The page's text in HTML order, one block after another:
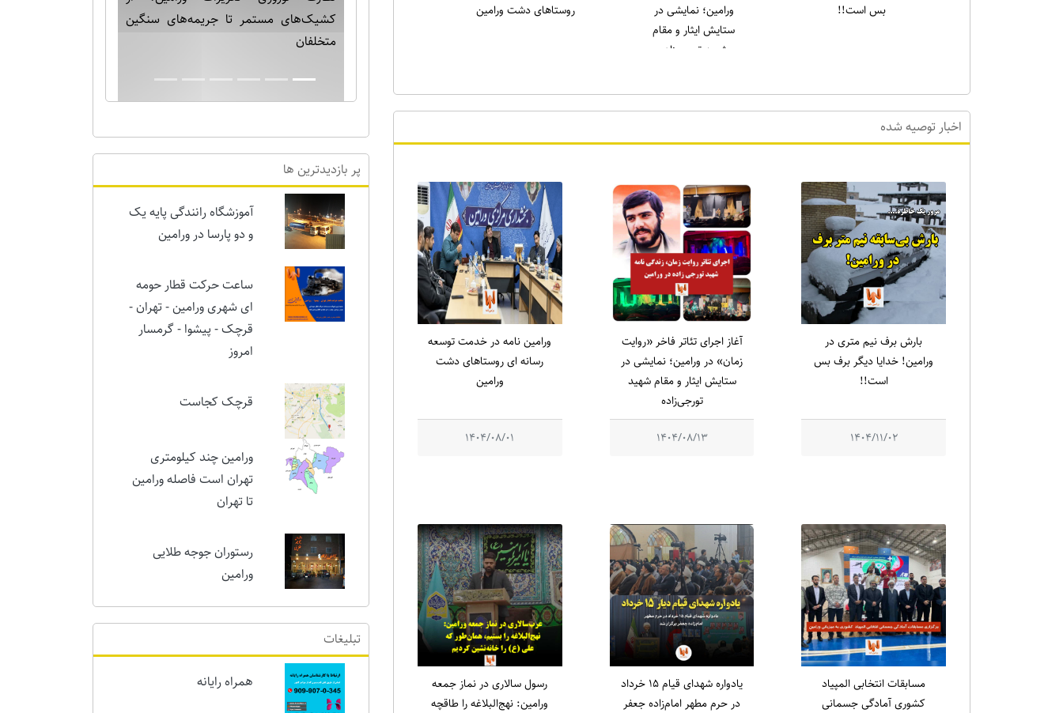
امام‌زاده جعفر برگزار شد
نهج‌البلاغه را طاقچه
نشین کردیم، همان‌طور
که علی (ع) را خانه‌نشین
ورامین در حوزه ورزش
اخبار توصیه شده
بارش برف نیم متری در
ورامین! خدایا دیگر برف بس
است!!
1404/11/02
آغاز اجرای تئاتر فاخر «روایت
زمان» در ورامین؛ نمایشی در
ستایش ایثار و مقام شهید
تورجی‌زاده
1404/08/13
ورامین نامه در خدمت توسعه
رسانه ای روستاهای دشت
ورامین
1404/08/01
مسابقات انتخابی المپیاد
کشوری آمادگی جسمانی
یادواره شهدای قیام ۱۵ خرداد
در حرم مطهر امام‌زاده جعفر
رسول سالاری در نماز جمعه
ورامین: نهج‌البلاغه را طاقچه
بارش برف نیم متری در ورامین! خدایا دیگر
پر بازدیدترین ها
و دو پارسا در ورامین
ساعت حرکت قطار حومه
ای شهری ورامین - تهران -
امروز
قرچک کجاست
ورامین چند کیلومتری
تا تهران
رستوران جوجه طلایی
ورامین
تبلیغات